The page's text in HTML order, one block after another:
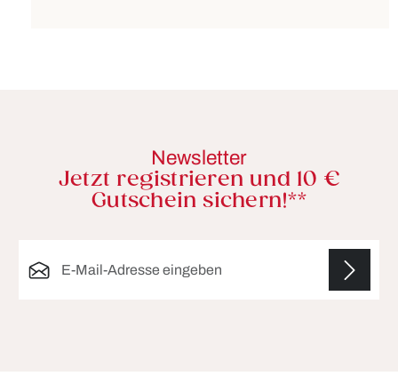
Newsletter
Jetzt registrieren und 10 €
Gutschein sichern!**